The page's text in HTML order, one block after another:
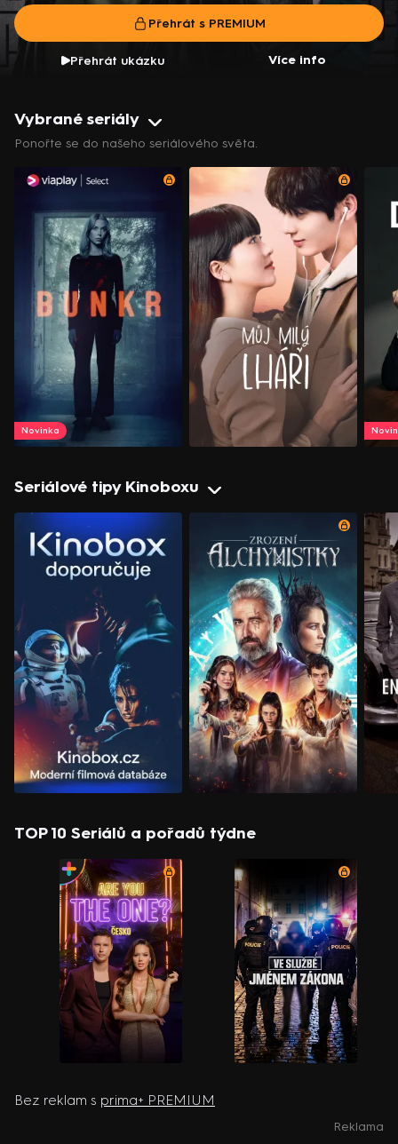
postavy. V hlavních rolích se objeví Vojtěch Dyk, Kristýna
Ryška a Martin Finger.
Přehrát ukázku
Přehrát s PREMIUM
Více info
Vybrané seriály
Ponořte se do našeho seriálového světa.
Novinka
Seriálové tipy Kinoboxu
TOP 10 Seriálů a pořadů týdne
Bez reklam s prima+ PREMIUM
Reklama